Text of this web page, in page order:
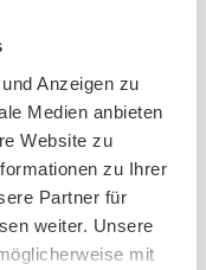
Anzeigen zu
Medien anbieten
Website zu
zu Ihrer
Partner für
weiter. Unsere
mit
verschiedene
der
Fortbewegung.
Zu Seeger24